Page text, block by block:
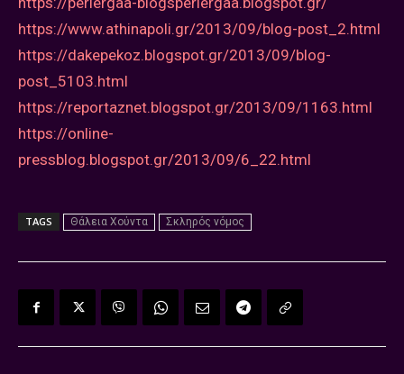
https://www.athinapoli.gr/2013/09/blog-post_2.html
https://dakepekoz.blogspot.gr/2013/09/blog-
post_5103.html
https://reportaznet.blogspot.gr/2013/09/1163.html
https://online-
pressblog.blogspot.gr/2013/09/6_22.html
TAGS Θάλεια Χούντα Σκληρός νόμος